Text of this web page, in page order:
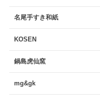
名尾手すき和紙
KOSEN
鍋島虎仙窯
mg&gk